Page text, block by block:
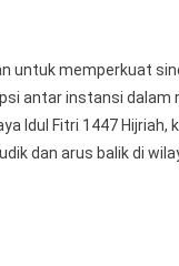
untuk memperkuat
antar instansi dalam
Idul Fitri 1447 Hijriah,
dan arus balik di